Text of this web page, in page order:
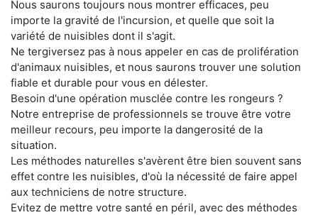
Nous saurons toujours nous montrer efficaces, peu
importe la gravité de l'incursion, et quelle que soit la
variété de nuisibles dont il s'agit.
Ne tergiversez pas à nous appeler en cas de prolifération
d'animaux nuisibles, et nous saurons trouver une solution
fiable et durable pour vous en délester.
Besoin d'une opération musclée contre les rongeurs ?
Notre entreprise de professionnels se trouve être votre
meilleur recours, peu importe la dangerosité de la
situation.
Les méthodes naturelles s'avèrent être bien souvent sans
effet contre les nuisibles, d'où la nécessité de faire appel
aux techniciens de notre structure.
Evitez de mettre votre santé en péril, avec des méthodes